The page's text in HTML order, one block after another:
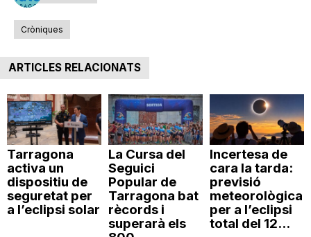
Cròniques
ARTICLES RELACIONATS
Tarragona
activa un
dispositiu de
seguretat per
a l’eclipsi solar
La Cursa del
Seguici
Popular de
Tarragona bat
rècords i
superarà els
Incertesa de
cara la tarda:
previsió
meteorològica
per a l’eclipsi
total del 12...